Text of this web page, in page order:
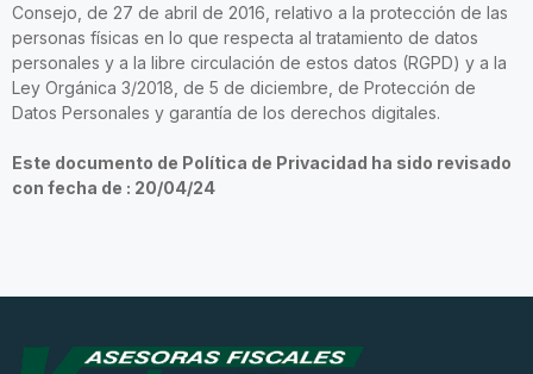
Consejo, de 27 de abril de 2016, relativo a la protección de las
personas físicas en lo que respecta al tratamiento de datos
personales y a la libre circulación de estos datos (RGPD) y a la
Ley Orgánica 3/2018, de 5 de diciembre, de Protección de
Datos Personales y garantía de los derechos digitales.
Este documento de Política de Privacidad ha sido revisado
con fecha de : 20/04/24